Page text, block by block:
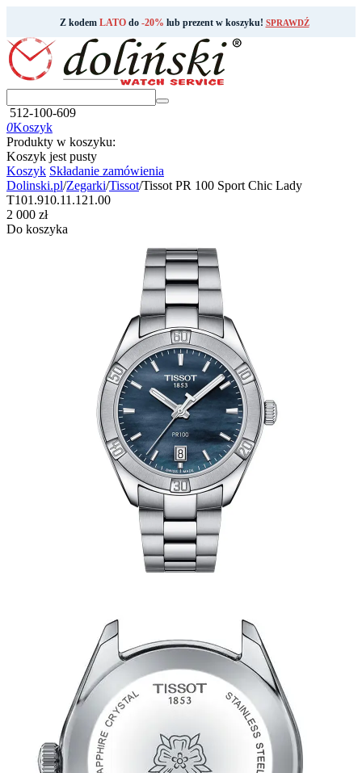
Z kodem LATOdo -20% lub prezent w koszyku! SPRAWDŹ
512-100-609
0Koszyk
Produkty w koszyku:
Koszyk jest pusty
Koszyk Składanie zamówienia
Dolinski.pl/Zegarki/Tissot/Tissot PR 100 Sport Chic Lady
T101.910.11.121.00
‍2 000‍ zł
Do koszyka